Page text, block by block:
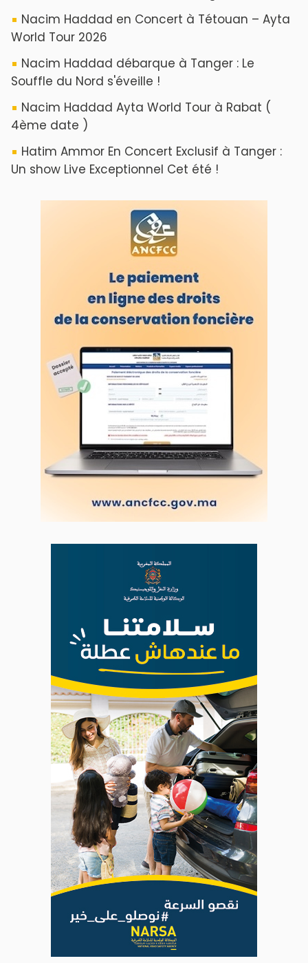
Nacim Haddad en Concert à Tétouan – Ayta
World Tour 2026
Nacim Haddad débarque à Tanger : Le
Souffle du Nord s'éveille !
Nacim Haddad Ayta World Tour à Rabat (
4ème date )
Hatim Ammor En Concert Exclusif à Tanger :
Un show Live Exceptionnel Cet été !